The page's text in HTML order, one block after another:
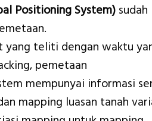
Positioning System) sudah
yang teliti dengan waktu
pemetaan
mempunyai informasi
mapping luasan tanah